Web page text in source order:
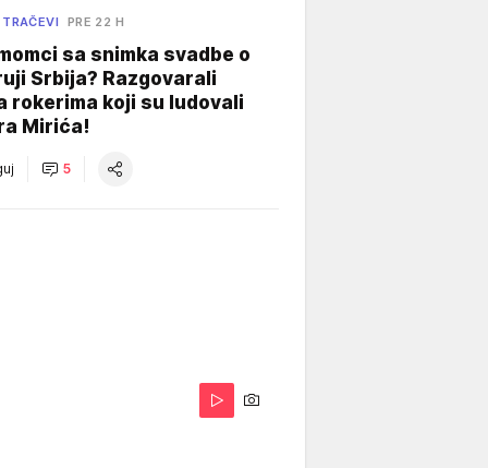
PRE 22 H
sa snimka svadbe o
Srbija? Razgovarali
rokerima koji su ludovali
Mirića!
5